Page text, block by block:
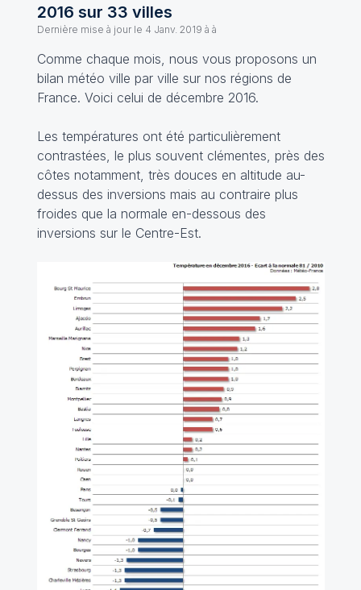
2016 sur 33 villes
Dernière mise à jour le 4 Janv. 2019 à à
Comme chaque mois, nous vous proposons un
bilan météo ville par ville sur nos régions de
France. Voici celui de décembre 2016.
Les températures ont été particulièrement
contrastées, le plus souvent clémentes, près des
côtes notamment, très douces en altitude au-
dessus des inversions mais au contraire plus
froides que la normale en-dessous des
inversions sur le Centre-Est.